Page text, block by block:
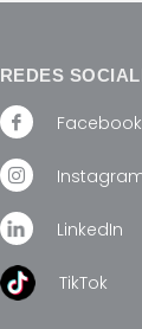
REDES
Facebook
LinkedIn
TikTok